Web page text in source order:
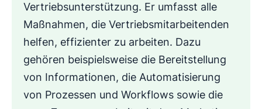
Vertriebsunterstützung. Er umfasst alle
Maßnahmen, die Vertriebsmitarbeitenden
helfen, effizienter zu arbeiten. Dazu
gehören beispielsweise die Bereitstellung
von Informationen, die Automatisierung
von Prozessen und Workflows sowie die